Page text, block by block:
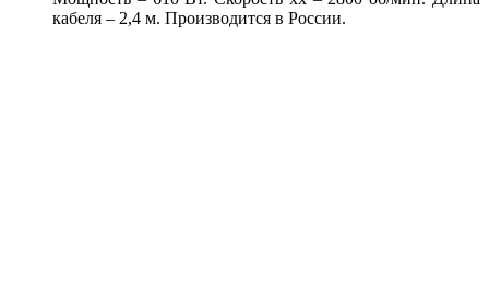
кабеля – 2,4 м. Производится в России.